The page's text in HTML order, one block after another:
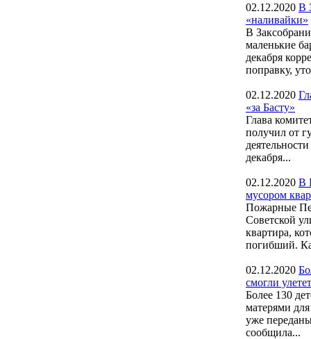
02.12.2020 В
«наливайки»
В
маленькие
декабря
поправку,
02.12.2020
«за Басту»
Глава
получил от
декабря...
02.12.2020 В
мусором
Пожарные
Советской
квартира,
погибший.
02.12.2020
смогли
Более 130
матерями
уже
сообщила...